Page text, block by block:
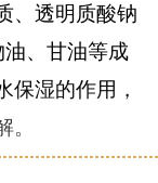
、透明质酸钠
、甘油等成
保湿的作用，